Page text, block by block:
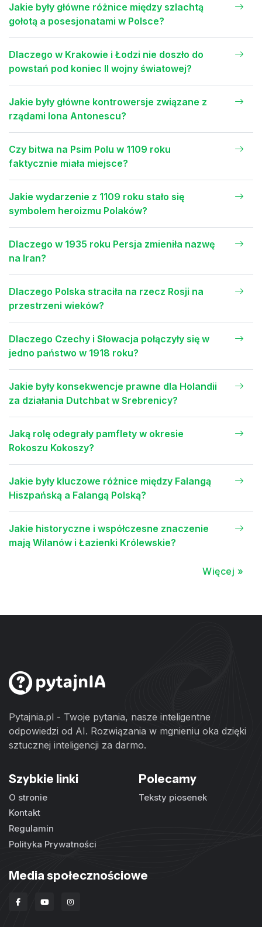
Jakie były główne różnice między szlachtą
gołotą a posesjonatami w Polsce?
Dlaczego w Krakowie i Łodzi nie doszło do
powstań pod koniec II wojny światowej?
Jakie były główne kontrowersje związane z
rządami Iona Antonescu?
Czy bitwa na Psim Polu w 1109 roku
faktycznie miała miejsce?
Jakie wydarzenie z 1109 roku stało się
symbolem heroizmu Polaków?
Dlaczego w 1935 roku Persja zmieniła nazwę
na Iran?
Dlaczego Polska straciła na rzecz Rosji na
przestrzeni wieków?
Dlaczego Czechy i Słowacja połączyły się w
jedno państwo w 1918 roku?
Jakie były konsekwencje prawne dla Holandii
za działania Dutchbat w Srebrenicy?
Jaką rolę odegrały pamflety w okresie
Rokoszu Kokoszy?
Jakie były kluczowe różnice między Falangą
Hiszpańską a Falangą Polską?
Jakie historyczne i współczesne znaczenie
mają Wilanów i Łazienki Królewskie?
Więcej »
Pytajnia.pl - Twoje pytania, nasze inteligentne
odpowiedzi od AI. Rozwiązania w mgnieniu oka dzięki
sztucznej inteligencji za darmo.
Szybkie linki
O stronie
Kontakt
Regulamin
Polityka Prywatności
Polecamy
Teksty piosenek
Media społecznościowe